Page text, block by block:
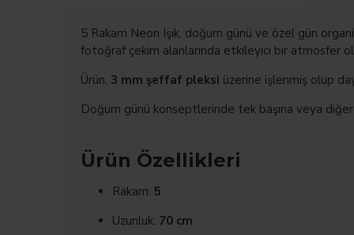
5 Rakam Neon Işık, doğum günü ve özel gün
fotoğraf çekim alanlarında etkileyici bir atmosfer
Ürün, 3 mm şeffaf pleksi üzerine işlenmiş olup
Doğum günü konseptlerinde tek başına veya
Ürün Özellikleri
Rakam: 5
Uzunluk: 70 cm